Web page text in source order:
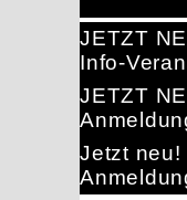
JETZT
Info-
JETZT
Jetzt neu!